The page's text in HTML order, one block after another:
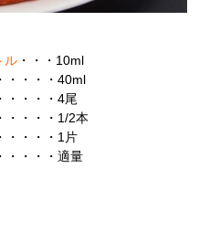
ル ・・・10ml
・・・・40ml
・・・・4尾
・・・・1/2本
・・・・1片
・・・・適量